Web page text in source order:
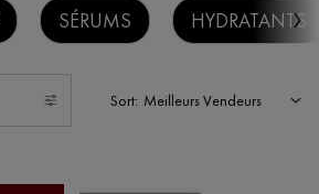
SÉRUMS HYDRATANTS
Sort: